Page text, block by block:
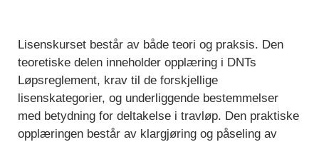
Lisenskurset består av både teori og praksis. Den
teoretiske delen inneholder opplæring i DNTs
Løpsreglement, krav til de forskjellige
lisenskategorier, og underliggende bestemmelser
med betydning for deltakelse i travløp. Den praktiske
opplæringen består av klargjøring og påseling av